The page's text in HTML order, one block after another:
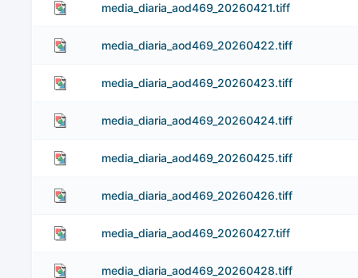
media_diaria_aod469_20260421.tiff
media_diaria_aod469_20260422.tiff
media_diaria_aod469_20260423.tiff
media_diaria_aod469_20260424.tiff
media_diaria_aod469_20260425.tiff
media_diaria_aod469_20260426.tiff
media_diaria_aod469_20260427.tiff
media_diaria_aod469_20260428.tiff